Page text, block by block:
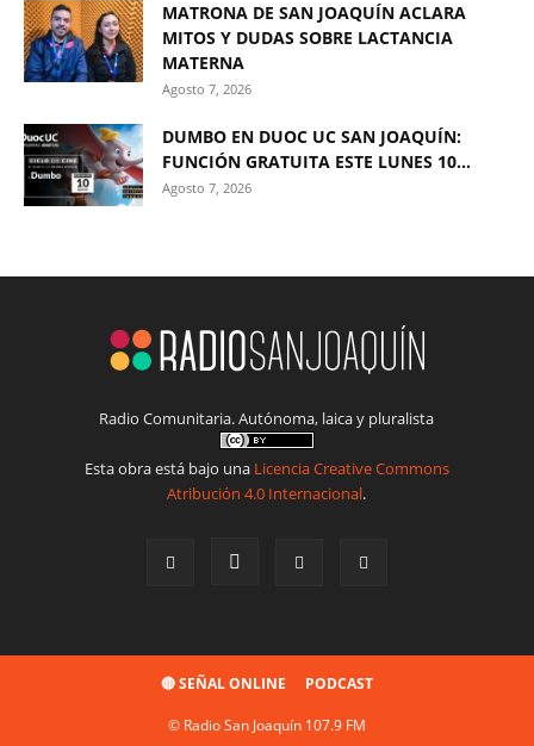
MATRONA DE SAN JOAQUÍN ACLARA
MITOS Y DUDAS SOBRE LACTANCIA
MATERNA
Agosto 7, 2026
DUMBO EN DUOC UC SAN JOAQUÍN:
FUNCIÓN GRATUITA ESTE LUNES 10...
Agosto 7, 2026
Radio Comunitaria. Autónoma, laica y pluralista
Esta obra está bajo una Licencia Creative Commons
Atribución 4.0 Internacional.
🔴 SEÑAL ONLINE PODCAST
© Radio San Joaquín 107.9 FM